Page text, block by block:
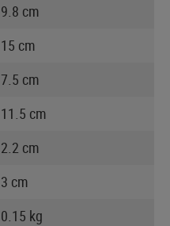
9.8 cm
15 cm
7.5 cm
11.5 cm
2.2 cm
3 cm
0.15 kg